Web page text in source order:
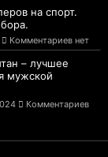
на спорт.
Комментариев нет
– лучшее
мужской
Комментариев